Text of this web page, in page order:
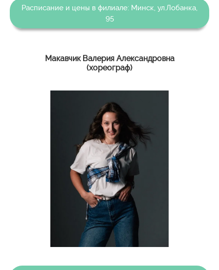
Расписание и цены в филиале: Минск, ул.Лобанка,
95
Макавчик Валерия Александровна
(хореограф)